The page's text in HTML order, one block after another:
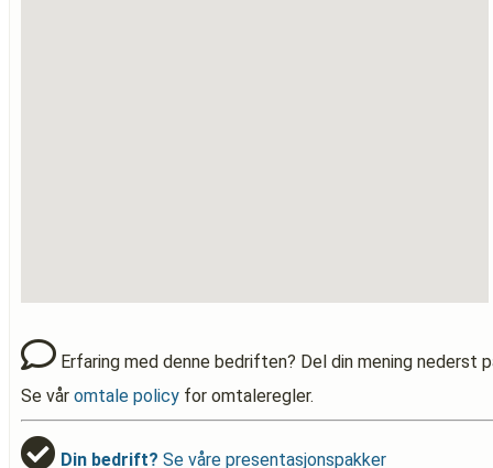
Erfaring med denne bedriften? Del din mening nederst
Se vår omtale policy for omtaleregler.
Din bedrift? Se våre presentasjonspakker